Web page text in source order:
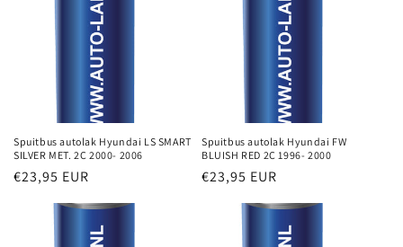
Spuitbus autolak Hyundai LS SMART
SILVER MET. 2C 2000- 2006
Normale
€23,95 EUR
Spuitbus autolak Hyundai FW
BLUISH RED 2C 1996- 2000
Normale
€23,95 EUR